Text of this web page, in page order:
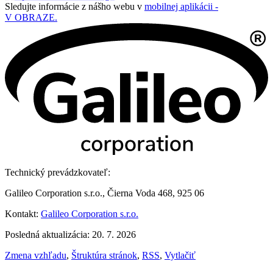
Sledujte informácie z nášho webu v mobilnej aplikácii -
V OBRAZE.
Technický prevádzkovateľ:
Galileo Corporation s.r.o., Čierna Voda 468, 925 06
Kontakt: Galileo Corporation s.r.o.
Posledná aktualizácia: 20. 7. 2026
Zmena vzhľadu, Štruktúra stránok, RSS, Vytlačiť